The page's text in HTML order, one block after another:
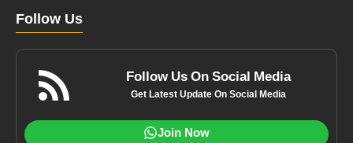
Follow Us
Follow Us On Social Media
Get Latest Update On Social Media
Join Now